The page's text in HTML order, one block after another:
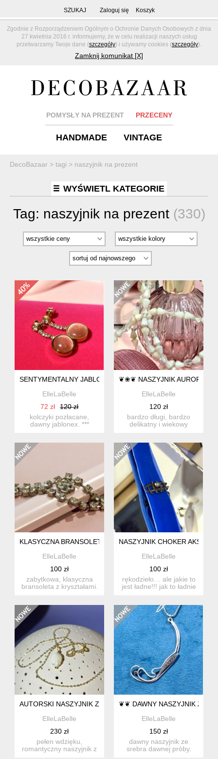
Zgodnie z Rozporządzeniem Ogólnym o Ochronie Danych Osobowych z dnia
27 kwietnia 2016 r. informujemy, że w celu realizacji naszych usług
przetwarzamy Twoje dane (szczegóły) i używamy cookies (szczegóły).
Zamknij komunikat [X]
SZUKAJ Zaloguj się Koszyk
POMYSŁY NA PREZENT PRZECENY
HANDMADE VINTAGE
DecoBazaar > tagi > naszyjnik na prezent
WYŚWIETL KATEGORIE
Tag: naszyjnik na prezent (330)
SENTYMENTALNY JABLONEX Z LAT 70
ElleLaBelle
72 zł
120 zł
kolczyki pozłacane,
dawny jablonex. ***
❦❀❦ NASZYJNIK AURORA
ElleLaBelle
120 zł
bardzo długi, bardzo
delikatny i wiekowy
KLASYCZNA BRANSOLETKA DAWNY JABLONEX
ElleLaBelle
100 zł
zabytkowa, klasyczna
bransoleta z kryształami.
NASZYJNIK CHOKER
ElleLaBelle
100 zł
rękodzieło… ale jakie to
jest ładne!!! jak to ładnie
AUTORSKI NASZYJNIK Z RZEŹBIONYM LISTKIEM
ElleLaBelle
230 zł
pełen wdzięku,
romantyczny naszyjnik z
❦❦ DAWNY NASZYJNIK Z
ElleLaBelle
150 zł
dawny naszyjnik ze
srebra dawnej próby.